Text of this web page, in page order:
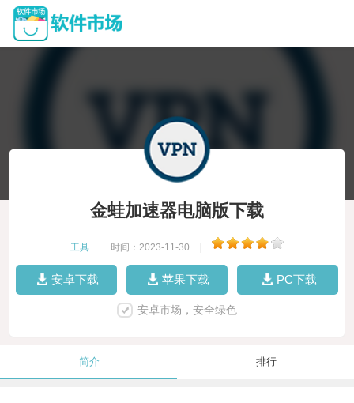
金蛙加速器电脑版下载
工具 时间：2023-11-30
安卓下载 苹果下载 PC下载
安卓市场，安全绿色
简介 排行